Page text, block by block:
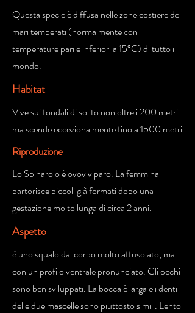
Questa specie è diffusa nelle zone costiere dei
mari temperati (normalmente con
temperature pari e inferiori a 15°C) di tutto il
mondo.
Habitat
Vive sui fondali di solito non oltre i 200 metri
ma scende eccezionalmente fino a 1500 metri
Riproduzione
Lo Spinarolo è ovoviviparo. La femmina
partorisce piccoli già formati dopo una
gestazione molto lunga di circa 2 anni.
Aspetto
è uno squalo dal corpo molto affusolato, ma
con un profilo ventrale pronunciato. Gli occhi
sono ben sviluppati. La bocca è larga e i denti
delle due mascelle sono piuttosto simili. Lento